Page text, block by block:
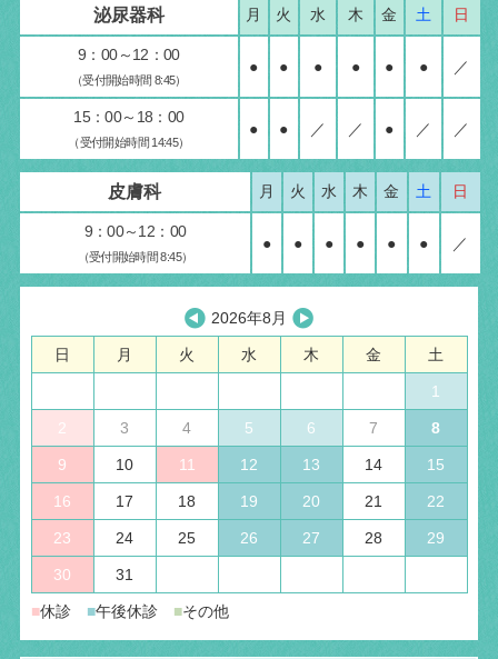
泌尿器科 月 火 水 木 金 土 日
9：00～12：00
（受付開始時間 8:45）
● ● ● ● ● ● ／
15：00～18：00
（受付開始時間 14:45）
● ● ／ ／ ● ／ ／
皮膚科 月 火 水 木 金 土 日
9：00～12：00
（受付開始時間 8:45）
● ● ● ● ● ● ／
2026年8月
日 月 火 水 木 金 土
1
2 3 4 5 6 7 8
9 10 11 12 13 14 15
16 17 18 19 20 21 22
23 24 25 26 27 28 29
30 31
■休診 ■午後休診 ■その他